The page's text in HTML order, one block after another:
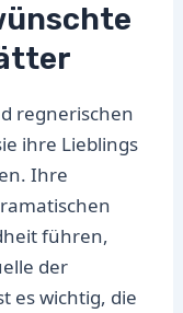
regnerischen
ihre Lieblings
Ihre
führen,
der
es wichtig, die